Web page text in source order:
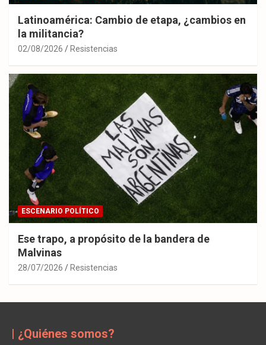
Latinoamérica: Cambio de etapa, ¿cambios en
la militancia?
02/08/2026 Resistencias
ESCENARIO POLÍTICO
Ese trapo, a propósito de la bandera de
Malvinas
28/07/2026 Resistencias
| ¿Quiénes somos?